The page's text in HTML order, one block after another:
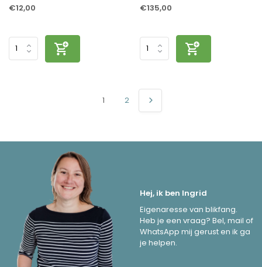
€12,00
€135,00
1 2
Hej, ik ben Ingrid
Eigenaresse van blikfang.
Heb je een vraag? Bel, mail of
WhatsApp mij gerust en ik ga
je helpen.